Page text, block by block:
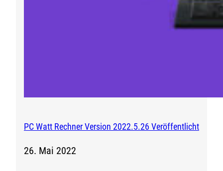
PC Watt Rechner Version 2022.5.26 Veröffentlicht
26. Mai 2022